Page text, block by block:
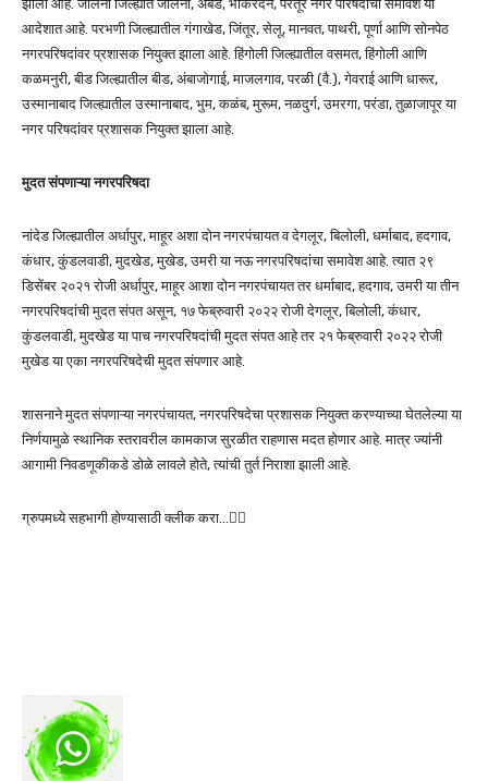
झाला आहे. जालना जिल्ह्यात जालना, अंबड, भोकरदन, परतूर नगर परिषदांचा समावेश या
आदेशात आहे. परभणी जिल्ह्यातील गंगाखेड, जिंतूर, सेलू, मानवत, पाथरी, पूर्णा आणि सोनपेठ
नगरपरिषदांवर प्रशासक नियुक्त झाला आहे. हिंगोली जिल्ह्यातील वसमत, हिंगोली आणि
कळमनुरी, बीड जिल्ह्यातील बीड, अंबाजोगाई, माजलगाव, परळी (वै.), गेवराई आणि धारूर,
उस्मानाबाद जिल्ह्यातील उस्मानाबाद, भुम, कळंब, मुरूम, नळदुर्ग, उमरगा, परंडा, तुळाजापूर या
नगर परिषदांवर प्रशासक नियुक्त झाला आहे.
मुदत संपणाऱ्या नगरपरिषदा
नांदेड जिल्ह्यातील अर्धापुर, माहूर अशा दोन नगरपंचायत व देगलूर, बिलोली, धर्माबाद, हदगाव,
कंधार, कुंडलवाडी, मुदखेड, मुखेड, उमरी या नऊ नगरपरिषदांचा समावेश आहे. त्यात २९
डिसेंबर २०२१ रोजी अर्धापुर, माहूर आशा दोन नगरपंचायत तर धर्माबाद, हदगाव, उमरी या तीन
नगरपरिषदांची मुदत संपत असून, १७ फेब्रुवारी २०२२ रोजी देगलूर, बिलोली, कंधार,
कुंडलवाडी, मुदखेड या पाच नगरपरिषदांची मुदत संपत आहे तर २१ फेब्रुवारी २०२२ रोजी
मुखेड या एका नगरपरिषदेची मुदत संपणार आहे.
शासनाने मुदत संपणाऱ्या नगरपंचायत, नगरपरिषदेचा प्रशासक नियुक्त करण्याच्या घेतलेल्या या
निर्णयामुळे स्थानिक स्तरावरील कामकाज सुरळीत राहणास मदत होणार आहे. मात्र ज्यांनी
आगामी निवडणूकीकडे डोळे लावले होते, त्यांची तुर्त निराशा झाली आहे.
ग्रुपमध्ये सहभागी होण्यासाठी क्लीक करा…👆🏻